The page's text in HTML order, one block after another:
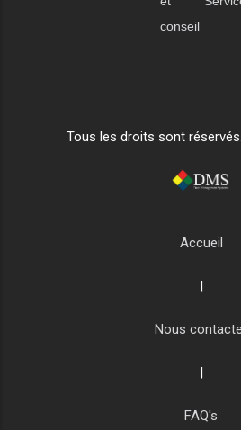
conseil
Tous les droits sont
Accueil
Nous
FAQ's